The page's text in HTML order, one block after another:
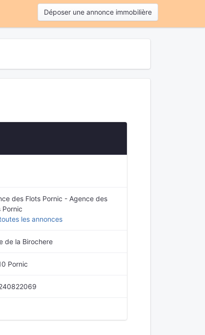
Déposer une annonce immobilière
des Flots Pornic - Agence des
Pornic
les annonces
de la Birochere
Pornic